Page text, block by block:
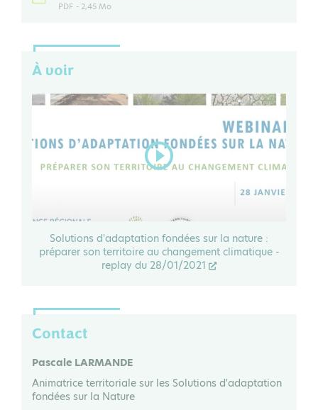
PDF - 2,45 Mo
À voir
Solutions d'adaptation fondées sur la nature :
préparer son territoire au changement climatique -
replay du 28/01/2021
Contact
Pascale LARMANDE
Animatrice territoriale sur les Solutions d'adaptation
fondées sur la Nature